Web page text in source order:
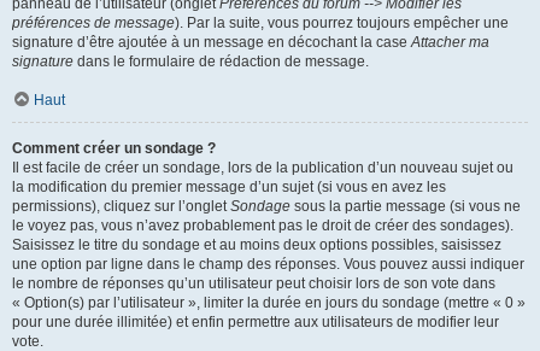
panneau de l’utilisateur (ongletPréférences du forum --> Modifier les
préférences de message). Par la suite, vous pourrez toujours empêcher une
signature d’être ajoutée à un message en décochant la caseAttacher ma
signature dans le formulaire de rédaction de message.
Haut
Comment créer un sondage ?
Il est facile de créer un sondage, lors de la publication d’un nouveau sujet ou
la modification du premier message d’un sujet (si vous en avez les
permissions), cliquez sur l’ongletSondage sous la partie message (si vous ne
le voyez pas, vous n’avez probablement pas le droit de créer des sondages).
Saisissez le titre du sondage et au moins deux options possibles, saisissez
une option par ligne dans le champ des réponses. Vous pouvez aussi indiquer
le nombre de réponses qu’un utilisateur peut choisir lors de son vote dans
« Option(s) par l’utilisateur », limiter la durée en jours du sondage (mettre « 0 »
pour une durée illimitée) et enfin permettre aux utilisateurs de modifier leur
vote.